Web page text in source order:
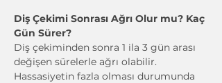
Diş Çekimi Sonrası Ağrı Olur mu? Kaç
Gün Sürer?
Diş çekiminden sonra 1 ila 3 gün arası
değişen sürelerle ağrı olabilir.
Hassasiyetin fazla olması durumunda